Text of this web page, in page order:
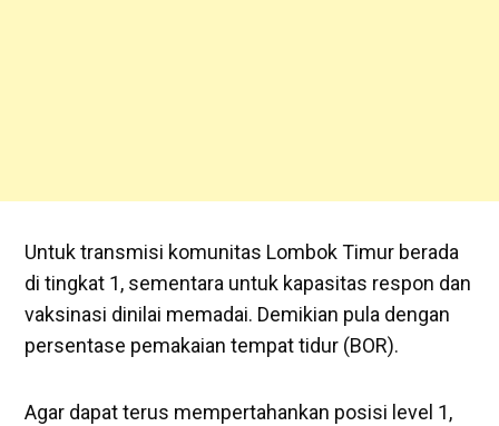
Untuk transmisi komunitas Lombok Timur berada
di tingkat 1, sementara untuk kapasitas respon dan
vaksinasi dinilai memadai. Demikian pula dengan
persentase pemakaian tempat tidur (BOR).
Agar dapat terus mempertahankan posisi level 1,